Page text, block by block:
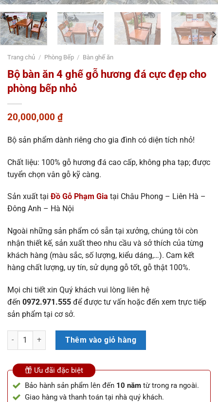
Trang chủ / Phòng Bếp / Bàn ghế ăn
Bộ bàn ăn 4 ghế gỗ hương đá cực đẹp cho
phòng bếp nhỏ
20,000,000 ₫
Bộ sản phẩm dành riêng cho gia đình có diện tích nhỏ!
Chất liệu: 100% gỗ hương đá cao cấp, không pha tạp; được
tuyển chọn vân gỗ kỹ càng.
Sản xuất tại Đồ Gỗ Phạm Gia tại Châu Phong – Liên Hà –
Đông Anh – Hà Nội
Ngoài những sản phẩm có sẵn tại xưởng, chúng tôi còn
nhận thiết kế, sản xuất theo nhu cầu và sở thích của từng
khách hàng (màu sắc, số lượng, kiểu dáng,…). Cam kết
hàng chất lượng, uy tín, sử dụng gỗ tốt, gỗ thật 100%.
Mọi chi tiết xin Quý khách vui lòng liên hệ
đến 0972.971.555 để được tư vấn hoặc đến xem trực tiếp
sản phẩm tại cơ sở.
Bộ bàn ăn 4 ghế gỗ hương đá cực đẹp cho phòng bếp nhỏ số lượng
Thêm vào giỏ hàng
Ưu đãi đặc biệt
Bảo hành sản phẩm lên đến 10 năm từ trong ra ngoài.
Giao hàng và thanh toán tại nhà quý khách.